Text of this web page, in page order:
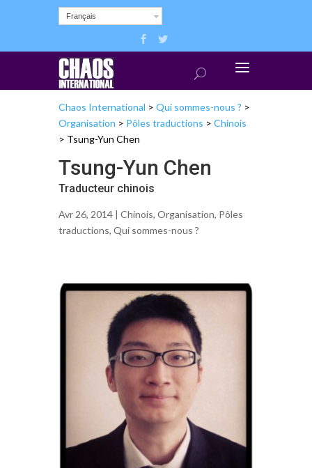
Français
Chaos International > Qui sommes-nous ? >
Organisation > Pôles traductions > Chinois
> Tsung-Yun Chen
Tsung-Yun Chen
Traducteur chinois
Avr 26, 2014 | Chinois, Organisation, Pôles
traductions, Qui sommes-nous ?